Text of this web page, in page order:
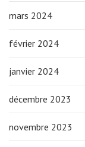
mars 2024
février 2024
janvier 2024
décembre 2023
novembre 2023